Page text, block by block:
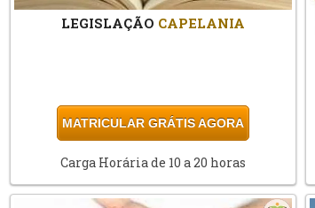
LEGISLAÇÃO CAPELANIA
MATRICULAR GRÁTIS AGORA
Carga Horária de 10 a 20 horas